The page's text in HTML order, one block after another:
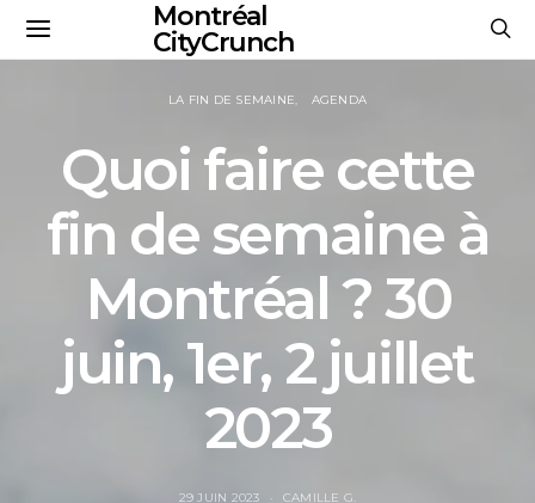
Montréal
CityCrunch
LA FIN DE SEMAINE AGENDA
Quoi faire cette
fin de semaine à
Montréal ? 30
juin, 1er, 2 juillet
2023
29 JUIN 2023 CAMILLE G.